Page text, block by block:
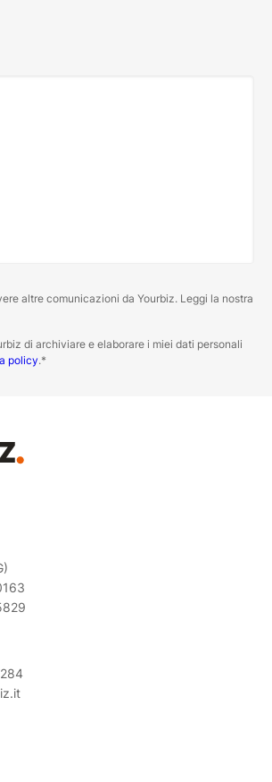
altre comunicazioni da Yourbiz. Leggi la nostra
di archiviare e elaborare i miei dati personali
policy.*